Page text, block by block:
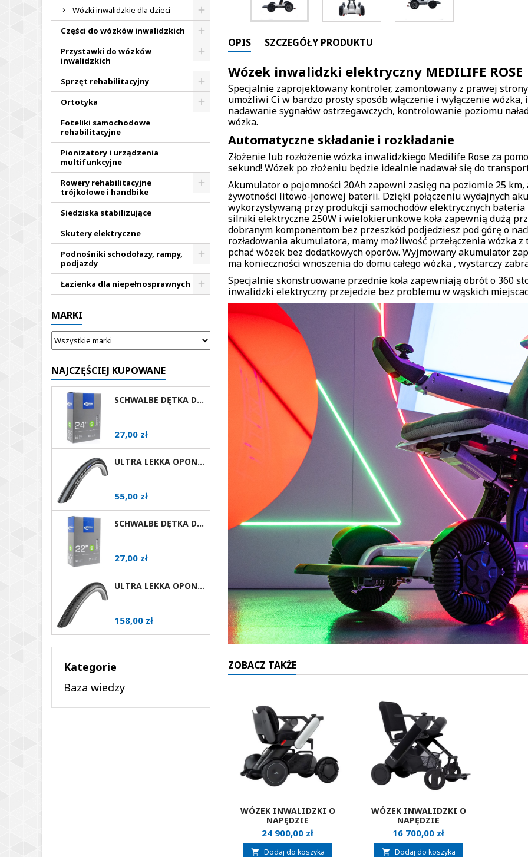
Wózki inwalidzkie dla dzieci
Części do wózków inwalidzkich
Przystawki do wózków
inwalidzkich
Sprzęt rehabilitacyjny
Ortotyka
Foteliki samochodowe
rehabilitacyjne
Pionizatory i urządzenia
multifunkcyjne
Rowery rehabilitacyjne
trójkołowe i handbike
Siedziska stabilizujące
Skutery elektryczne
Podnośniki schodołazy, rampy,
podjazdy
Łazienka dla niepełnosprawnych
MARKI
NAJCZĘŚCIEJ KUPOWANE
SCHWALBE DĘTKA DO WÓZKA INWALIDZKIEGO 24X1 AV
Cena
27,00 zł
ULTRA LEKKA OPONA DO WÓZKA AKTYWNEGO SCHWALBE RIGHTRUN RÓŻNE ROZMIARY I KOLORY AV
Cena
55,00 zł
SCHWALBE DĘTKA DO WÓZKA INWALIDZKIEGO 22X1 AV
Cena
27,00 zł
ULTRA LEKKA OPONA DO WÓZKA AKTYWNEGO SCHWALBE MARATHON PLUS EVOLUTION RÓŻNE ROZMIARY AV
Cena
158,00 zł
Kategorie
Baza wiedzy
OPIS SZCZEGÓŁY PRODUKTU
Wózek inwalidzki elektryczny MEDILIFE ROSE
Specjalnie zaprojektowany kontroler, zamontowany z prawej
umożliwi Ci w bardzo prosty sposób włączenie i wyłączenie
nadawanie sygnałów ostrzegawczych, kontrolowanie poziomu
wózka.
Automatyczne składanie i rozkładanie
Złożenie lub rozłożeniewózka inwalidzkiego Medilife Rose za
sekund! Wózek po złożeniu będzie idealnie nadawał się do
Akumulator o pojemności 20Ah zapewni zasięg na poziomie 25 km,
żywotności litowo-jonowej baterii. Dzięki połączeniu wydajnych
wykorzystywaną przy produkcji samochodów elektrycznych
silniki elektryczne 250W i wielokierunkowe koła zapewnią dużą
dobranym komponentom bez przeszkód podjedziesz pod górę o
rozładowania akumulatora, mamy możliwość przełączenia wózka
pchać wózek bez dodatkowych oporów. Wyjmowany akumulator
ma konieczności wnoszenia do domu całego wózka , wystarczy
Specjalnie skonstruowane przednie koła zapewniają obrót o 360
inwalidzki elektryczny przejedzie bez problemu w wąskich
ZOBACZ TAKŻE
WÓZEK INWALIDZKI O
NAPĘDZIE
ELEKTRYCZNYM WHILL C2
Cena
24 900,00 zł
 Dodaj do koszyka
WÓZEK INWALIDZKI O
NAPĘDZIE
ELEKTRYCZNYM WHILL F
Cena
16 700,00 zł
 Dodaj do koszyka